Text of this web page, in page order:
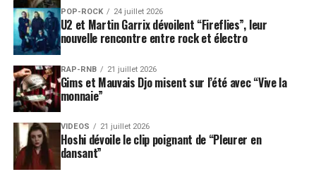
POP-ROCK 24 juillet 2026
U2 et Martin Garrix dévoilent “Fireflies”, leur
nouvelle rencontre entre rock et électro
RAP-RNB 21 juillet 2026
Gims et Mauvais Djo misent sur l’été avec “Vive la
monnaie”
VIDEOS 21 juillet 2026
Hoshi dévoile le clip poignant de “Pleurer en
dansant”